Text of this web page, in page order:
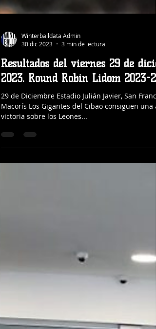
30 dic 2023
3 min de lectura
Resultados del viernes 29 de
2023. Round Robin Lidom 2023-24
29 de Diciembre Estadio Julián Javier, San
victoria sobre los Leones...